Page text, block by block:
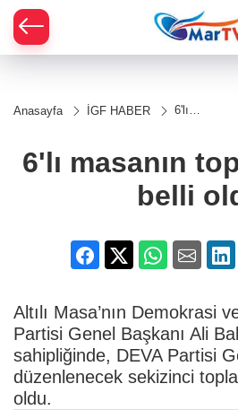
Anasayfa İGF HABER
6'lı
tarihi
belli
6'lı masanın
belli
Altılı Masa’nın Demokrasi
Partisi Genel Başkanı Ali
sahipliğinde, DEVA Partisi
düzenlenecek sekizinci
oldu.